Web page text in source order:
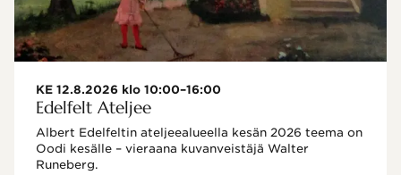
KE 12.8.2026 klo 10:00–16:00
Edelfelt Ateljee
Albert Edelfeltin ateljeealueella kesän 2026 teema on
Oodi kesälle – vieraana kuvanveistäjä Walter